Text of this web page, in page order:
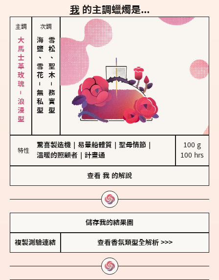
我 的主調蠟燭是...
主調
大馬士革玫瑰－浪漫型
次調
海鹽、雪花
－
無私型
雪松、聖木
－
務實型
特性
驚喜製造機 易暈船體質 聖母情節
溫暖的照顧者
計畫通
100 g
100 hrs
查看 我 的解說
儲存我的結果圖
複製測驗連結 查看香氛類型全解析 >>>